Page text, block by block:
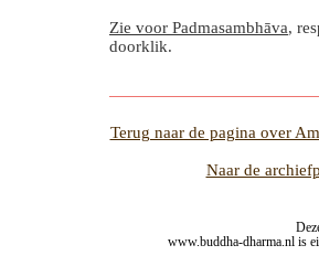
Zie voor Padmasambhāva,
doorklik.
Terug naar de pagina over
Naar de
www.buddha-dharma.nl is